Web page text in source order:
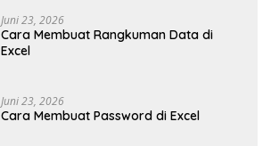
Juni 23, 2026
Cara Membuat Rangkuman Data di
Excel
Juni 23, 2026
Cara Membuat Password di Excel